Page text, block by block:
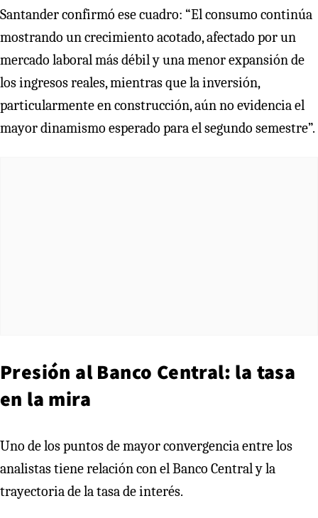
Santander confirmó ese cuadro: “El consumo continúa
mostrando un crecimiento acotado, afectado por un
mercado laboral más débil y una menor expansión de
los ingresos reales, mientras que la inversión,
particularmente en construcción, aún no evidencia el
mayor dinamismo esperado para el segundo semestre”.
Presión al Banco Central: la tasa
en la mira
Uno de los puntos de mayor convergencia entre los
analistas tiene relación con el Banco Central y la
trayectoria de la tasa de interés.